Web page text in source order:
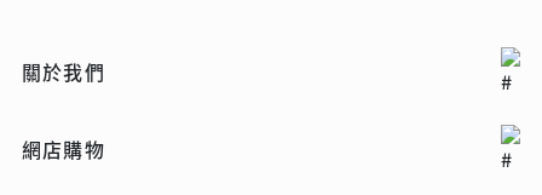
關於我們
網店購物